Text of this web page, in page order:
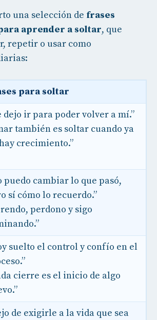
una selección de frases
aprender a soltar, que
repetir o usar como
para soltar
dejo ir para poder volver a mí.”
también es soltar cuando ya
crecimiento.”
puedo cambiar lo que pasó,
sí cómo lo recuerdo.”
perdono y sigo
suelto el control y confío en el
cierre es el inicio de algo
de exigirle a la vida que sea